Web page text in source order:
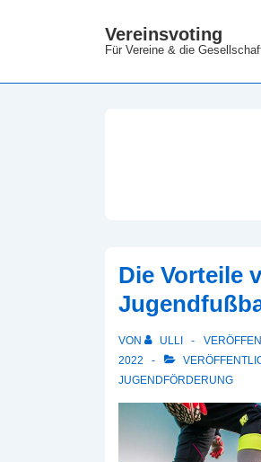
Vereinsvoting
Für Vereine & die
Die Vorteile
VON ULLI
2022
JUGENDFÖRDERUNG